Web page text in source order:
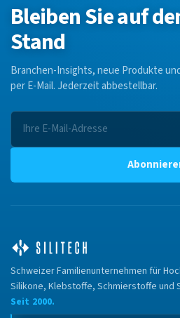
Bleiben Sie auf
Stand
Branchen-Insights, neue Produkte
per E-Mail. Jederzeit abbestellbar.
Schweizer Familienunternehmen für
Silikone, Klebstoffe, Schmierstoffe und
Seit 2000.